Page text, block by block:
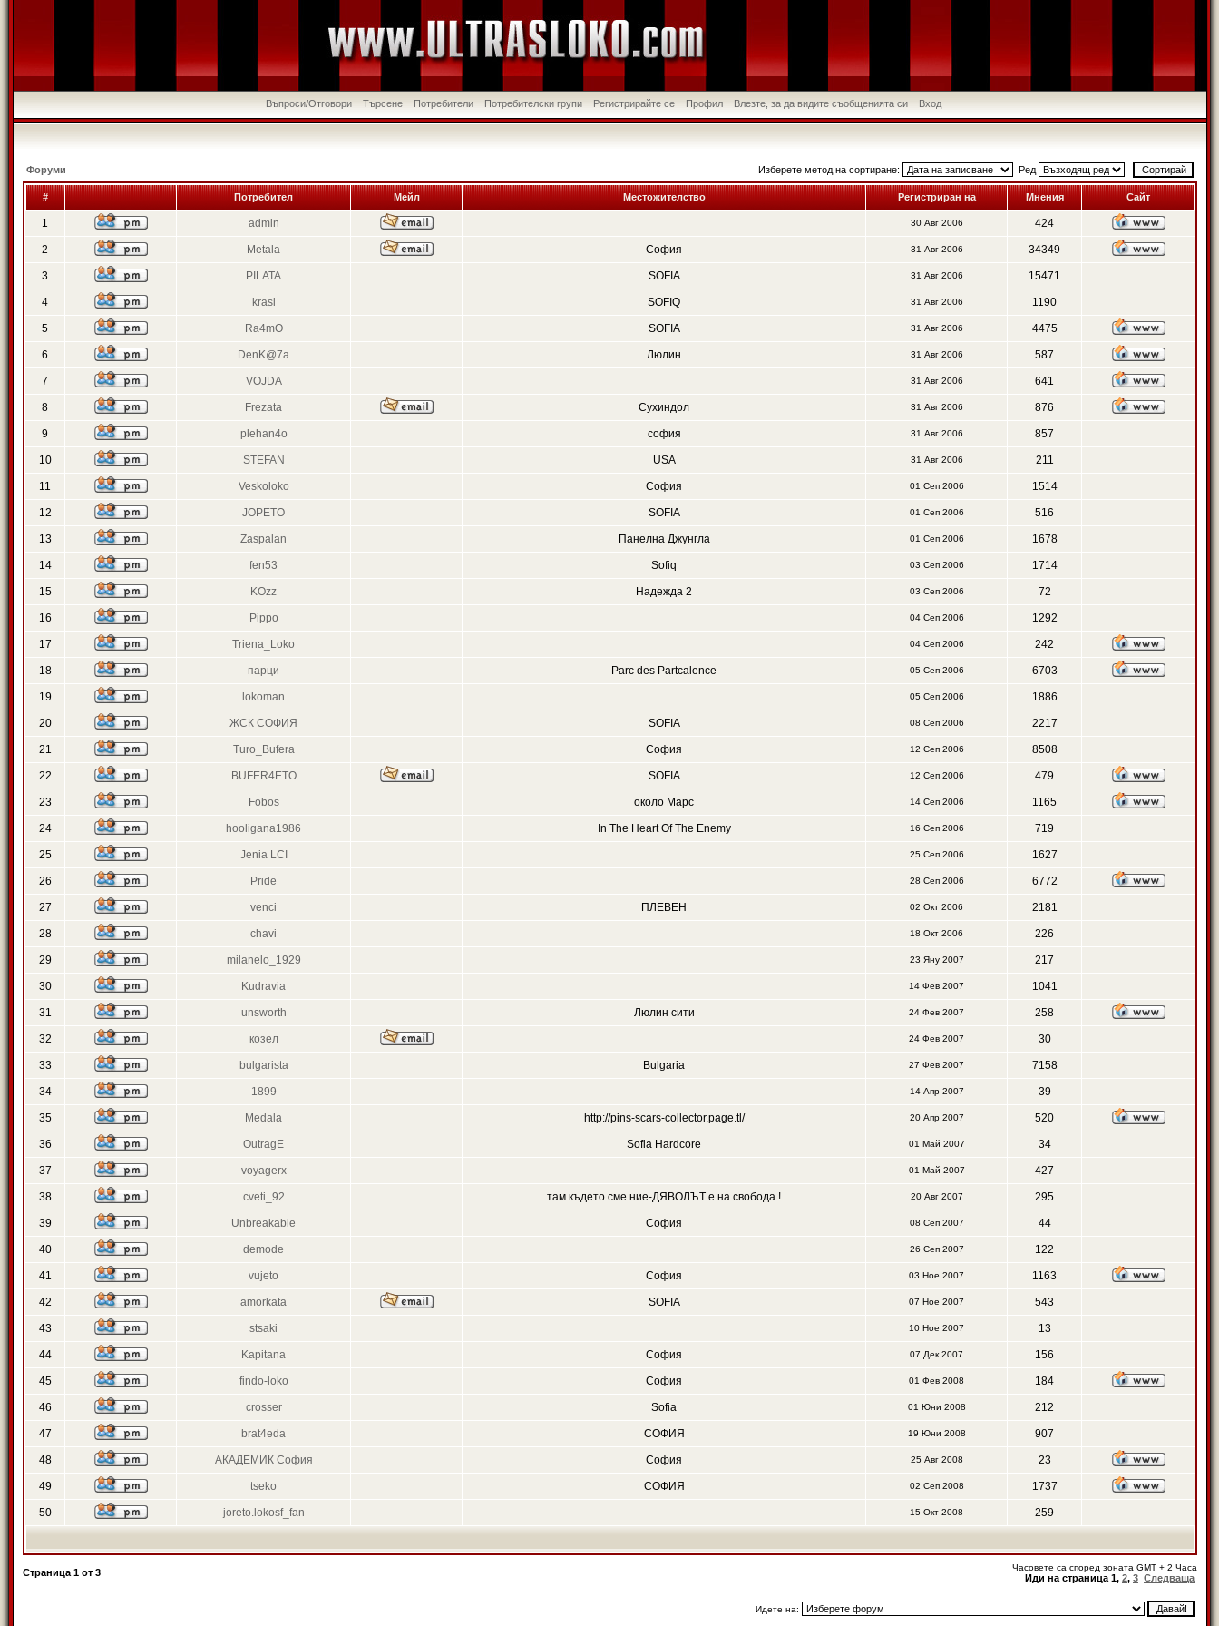
Въпроси/Отговори Търсене Потребители Потребителски групи Регистрирайте се Профил Влезте, за да видите съобщенията си Вход
Форуми Изберете метод на сортиране: Ред
# Потребител Мейл Местожителство Регистриран на Мнения Сайт
1 admin 30 Авг 2006 424
2 Metala София 31 Авг 2006 34349
3 PILATA SOFIA 31 Авг 2006 15471
4 krasi SOFIQ 31 Авг 2006 1190
5 Ra4mO SOFIA 31 Авг 2006 4475
6 DenK@7a Люлин 31 Авг 2006 587
7 VOJDA 31 Авг 2006 641
8 Frezata Сухиндол 31 Авг 2006 876
9 plehan4o софия 31 Авг 2006 857
10 STEFAN USA 31 Авг 2006 211
11 Veskoloko София 01 Сеп 2006 1514
12 JOPETO SOFIA 01 Сеп 2006 516
13 Zaspalan Панелна Джунгла 01 Сеп 2006 1678
14 fen53 Sofiq 03 Сеп 2006 1714
15 KOzz Надежда 2 03 Сеп 2006 72
16 Pippo 04 Сеп 2006 1292
17 Triena_Loko 04 Сеп 2006 242
18 парци Parc des Partcalence 05 Сеп 2006 6703
19 lokoman 05 Сеп 2006 1886
20 ЖСК СОФИЯ SOFIA 08 Сеп 2006 2217
21 Turo_Bufera София 12 Сеп 2006 8508
22 BUFER4ETO SOFIA 12 Сеп 2006 479
23 Fobos около Марс 14 Сеп 2006 1165
24 hooligana1986 In The Heart Of The Enemy 16 Сеп 2006 719
25 Jenia LCI 25 Сеп 2006 1627
26 Pride 28 Сеп 2006 6772
27 venci ПЛЕВЕН 02 Окт 2006 2181
28 chavi 18 Окт 2006 226
29 milanelo_1929 23 Яну 2007 217
30 Kudravia 14 Фев 2007 1041
31 unsworth Люлин сити 24 Фев 2007 258
32 козел 24 Фев 2007 30
33 bulgarista Bulgaria 27 Фев 2007 7158
34 1899 14 Апр 2007 39
35 Medala http://pins-scars-collector.page.tl/ 20 Апр 2007 520
36 OutragE Sofia Hardcore 01 Май 2007 34
37 voyagerx 01 Май 2007 427
38 cveti_92 там където сме ние-ДЯВОЛЪТ е на свобода ! 20 Авг 2007 295
39 Unbreakable София 08 Сеп 2007 44
40 demode 26 Сеп 2007 122
41 vujeto София 03 Ное 2007 1163
42 amorkata SOFIA 07 Ное 2007 543
43 stsaki 10 Ное 2007 13
44 Kapitana София 07 Дек 2007 156
45 findo-loko София 01 Фев 2008 184
46 crosser Sofia 01 Юни 2008 212
47 brat4eda СОФИЯ 19 Юни 2008 907
48 АКАДЕМИК София София 25 Авг 2008 23
49 tseko СОФИЯ 02 Сеп 2008 1737
50 joreto.lokosf_fan 15 Окт 2008 259
Страница 1 от 3 Часовете са според зоната GMT + 2 Часа
Иди на страница 1, 2, 3 Следваща
Идете на: